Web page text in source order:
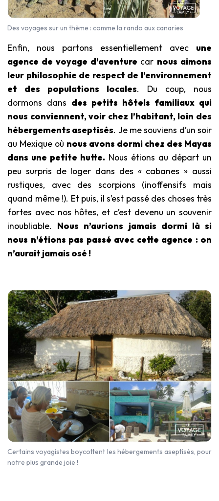
Des voyages sur un thème : comme la rando aux canaries
Enfin, nous partons essentiellement avec une
agence de voyage d’aventure car nous aimons
leur philosophie de respect de l’environnement
et des populations locales. Du coup, nous
dormons dans des petits hôtels familiaux qui
nous conviennent, voir chez l’habitant, loin des
hébergements aseptisés. Je me souviens d’un soir
au Mexique où nous avons dormi chez des Mayas
dans une petite hutte. Nous étions au départ un
peu surpris de loger dans des « cabanes » aussi
rustiques, avec des scorpions (inoffensifs mais
quand même !). Et puis, il s’est passé des choses très
fortes avec nos hôtes, et c’est devenu un souvenir
inoubliable. Nous n’aurions jamais dormi là si
nous n’étions pas passé avec cette agence : on
n’aurait jamais osé !
Certains voyagistes boycottent les hébergements aseptisés, pour
notre plus grande joie !